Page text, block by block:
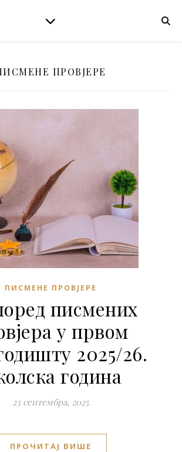
ПРОВЈЕРЕ
ПИСМЕНЕ ПРОВЈЕРЕ
писмених
у првом
2025/26.
година
23 септембра, 2025
ПРОЧИТАЈ ВИШЕ